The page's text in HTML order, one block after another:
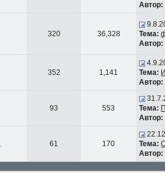
Автор:
320 36,328
Тема:
Автор:
352 1,141
Тема:
Автор:
93 553
Тема:
Автор:
61 170
Тема:
Автор: